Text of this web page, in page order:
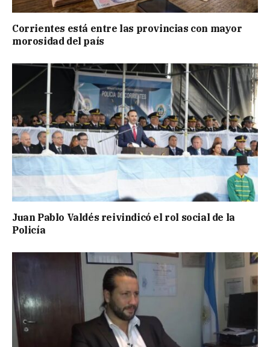
Corrientes está entre las provincias con mayor
morosidad del país
Juan Pablo Valdés reivindicó el rol social de la
Policía